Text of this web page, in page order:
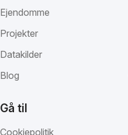
Ejendomme
Projekter
Datakilder
Blog
Gå til
Cookiepolitik